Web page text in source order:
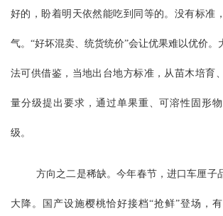
好的，盼着明天依然能吃到同等的。没有标准
气。“好坏混卖、统货统价”会让优果难以优价。
法可供借鉴，当地出台地方标准，从苗木培育
量分级提出要求，通过单果重、可溶性固形
级。
方向之二是稀缺。今年春节，进口车厘子
大降。国产设施樱桃恰好接档“抢鲜”登场，